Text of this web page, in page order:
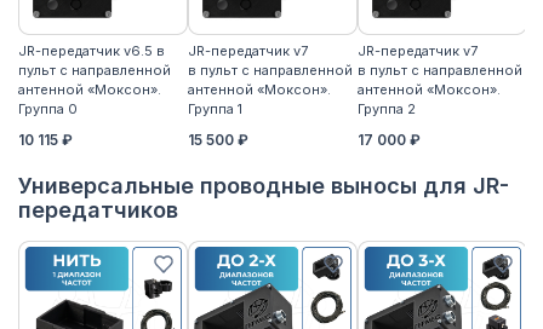
JR-передатчик v6.5 в
пульт с направленной
антенной «Моксон».
Группа 0
10 115 ₽
JR-передатчик v7
в пульт с направленной
антенной «Моксон».
Группа 1
15 500 ₽
JR-передатчик v7
в пульт с направленной
антенной «Моксон».
Группа 2
17 000 ₽
Универсальные проводные выносы для JR-
передатчиков